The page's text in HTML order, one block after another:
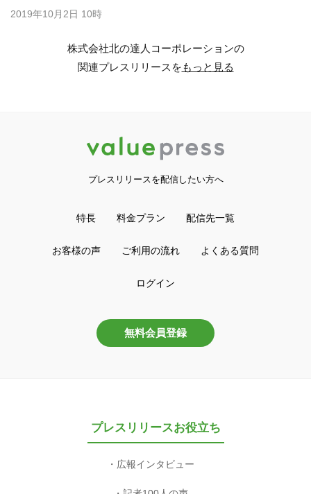
2019年10月2日 10時
株式会社北の達人コーポレーションの
関連プレスリリースをもっと見る
プレスリリースを配信したい方へ
特長 料金プラン 配信先一覧
お客様の声 ご利用の流れ よくある質問
ログイン
無料会員登録
プレスリリースお役立ち
広報インタビュー